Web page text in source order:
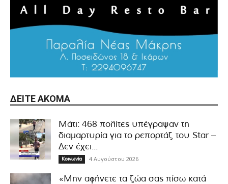
ΔΕΊΤΕ ΑΚΌΜΑ
Μάτι: 468 πολίτες υπέγραψαν τη
διαμαρτυρία για το ρεπορτάζ του Star –
Δεν έχει...
Κοινωνία 4 Αυγούστου 2026
«Μην αφήνετε τα ζώα σας πίσω κατά